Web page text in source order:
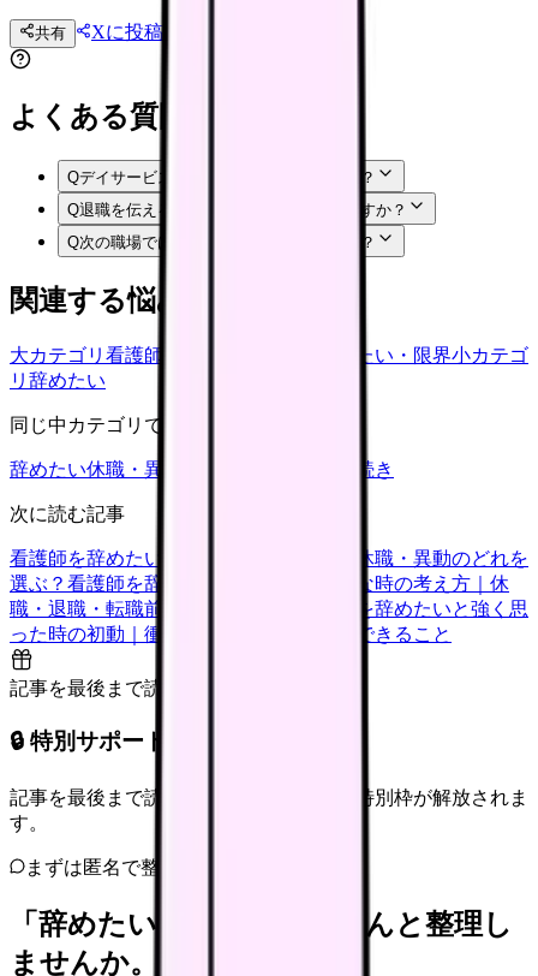
共有 Xに投稿
よくある質問
Qデイサービスを辞めたいのは甘えですか？
Q退職を伝える前に何を準備すればいいですか？
Q次の職場では何を確認すればいいですか？
関連する悩みカテゴリ
大カテゴリ 看護師の悩み 辞めたい・限界小カテゴ
リ 辞めたい
同じ中カテゴリで見る
辞めたい休職・異動 退職手続き
次に読む記事
看護師を辞めたい時の判断基準｜転職・休職・異動のどれを
選ぶ？ 看護師を辞めたいけどお金が不安な時の考え方｜休
職・退職・転職前に確認すること
看護師を辞めたいと強く思
った時の初動｜衝動的に辞める前に今日できること
記事を最後まで読むと解放
🔒 特別サポート枠（未開放）
記事を最後まで読むと、転職サポートの特別枠が解放されま
す。
まずは匿名で整理
「辞めたい」を、カンゴさんと整理し
ませんか。